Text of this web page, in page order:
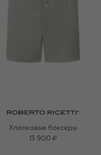
Хлопковые боксеры
13 900 ₽